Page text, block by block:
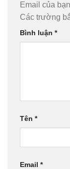
Email của
Các trường
Bình luận *
Tên *
Email *